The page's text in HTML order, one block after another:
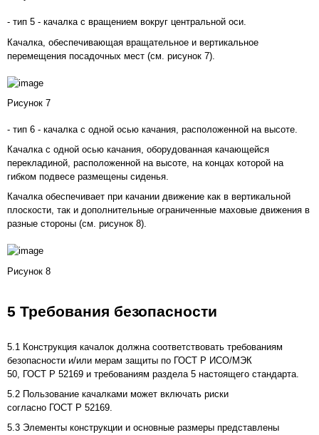
- тип 5 - качалка с вращением вокруг центральной оси.
Качалка, обеспечивающая вращательное и вертикальное
перемещения посадочных мест (см. рисунок 7).
Рисунок 7
- тип 6 - качалка с одной осью качания, расположенной на высоте.
Качалка с одной осью качания, оборудованная качающейся
перекладиной, расположенной на высоте, на концах которой на
гибком подвесе размещены сиденья.
Качалка обеспечивает при качании движение как в вертикальной
плоскости, так и дополнительные ограниченные маховые движения в
разные стороны (см. рисунок 8).
Рисунок 8
5 Требования безопасности
5.1 Конструкция качалок должна соответствовать требованиям
безопасности и/или мерам защиты по ГОСТ Р ИСО/МЭК
50, ГОСТ Р 52169 и требованиям раздела 5 настоящего стандарта.
5.2 Пользование качалками может включать риски
согласно ГОСТ Р 52169.
5.3 Элементы конструкции и основные размеры представлены